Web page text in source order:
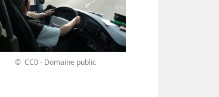
© CC0 - Domaine public